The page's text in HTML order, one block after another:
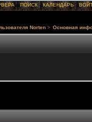
ПОИСК КАЛЕНДАРЬ
Norten > Основная